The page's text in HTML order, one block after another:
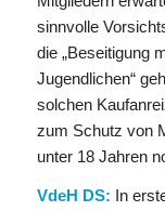
sinnvolle
die „Beseitigung
Jugendlichen“
solchen
zum Schutz von
unter 18 Jahren
VdeH DS: In